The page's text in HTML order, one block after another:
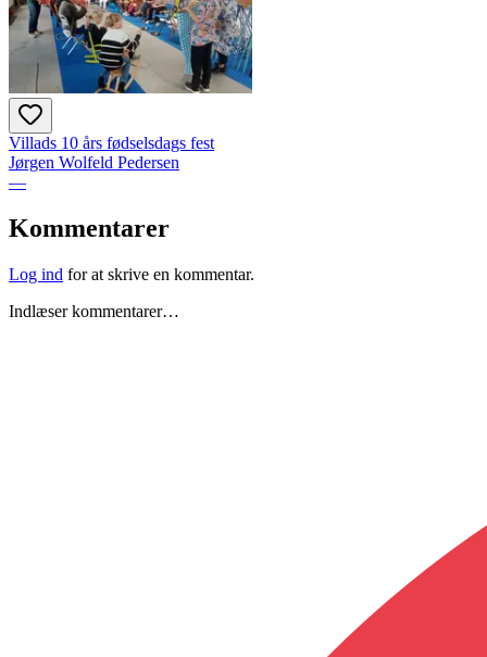
Villads 10 års fødselsdags fest
Jørgen Wolfeld Pedersen
—
Kommentarer
Log ind for at skrive en kommentar.
Indlæser kommentarer…